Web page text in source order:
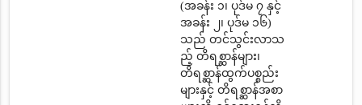
(အခန်း ၁၊ ပုဒ်မ ၇ နှင့်
အခန်း ၂၊ ပုဒ်မ ၁၆)
သည် တင်သွင်းလာသ
ည့် တိရစ္ဆာန်များ၊
တိရစ္ဆာန်ထွက်ပစ္စည်း
များနှင့် တိရစ္ဆာန်အစာ